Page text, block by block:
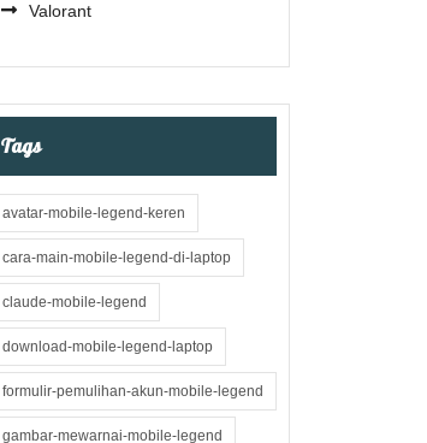
Valorant
Tags
avatar-mobile-legend-keren
cara-main-mobile-legend-di-laptop
claude-mobile-legend
download-mobile-legend-laptop
formulir-pemulihan-akun-mobile-legend
gambar-mewarnai-mobile-legend